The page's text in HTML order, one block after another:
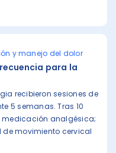
y manejo del dolor
para la
recibieron sesiones de
5 semanas. Tras 10
medicación analgésica;
de movimiento cervical